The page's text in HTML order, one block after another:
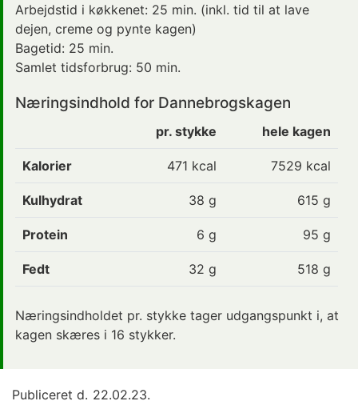
Arbejdstid i køkkenet: 25 min. (inkl. tid til at lave
dejen, creme og pynte kagen)
Bagetid: 25 min.
Samlet tidsforbrug: 50 min.
Næringsindhold for Dannebrogskagen
pr. stykke hele kagen
Kalorier 471 kcal 7529 kcal
Kulhydrat 38 g 615 g
Protein 6 g 95 g
Fedt 32 g 518 g
Næringsindholdet pr. stykke tager udgangspunkt i, at
kagen skæres i 16 stykker.
Publiceret d. 22.02.23.